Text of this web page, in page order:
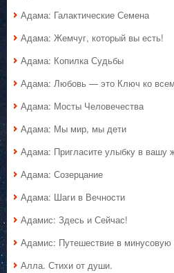
Адама: Галактические Семена
Адама: Жемчуг, который вы есть!
Адама: Копилка Судьбы
Адама: Любовь — это Ключ ко
Адама: Мосты Человечества
Адама: Мы мир, мы дети
Адама: Пригласите улыбку в вашу
Адама: Созерцание
Адама: Шаги в Вечности
Адамис: Здесь и Сейчас!
Адамис: Путешествие в минусовую
Алла. Стихи от души.